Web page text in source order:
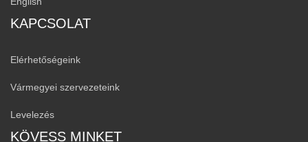
KAPCSOLAT
Elérhetőségeink
Vármegyei szervezeteink
Levelezés
KÖVESS MINKET